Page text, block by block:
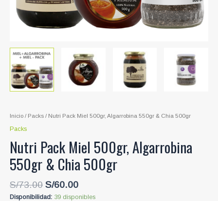
Inicio / Packs / Nutri Pack Miel 500gr, Algarrobina 550gr & Chia 500gr
Packs
Nutri Pack Miel 500gr, Algarrobina
550gr & Chia 500gr
S/73.00 El
precio
S/60.00El
precio
Disponibilidad: 39 disponibles